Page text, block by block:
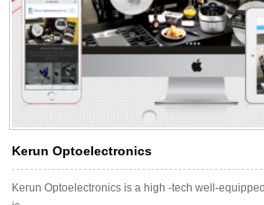
Kerun Optoelectronics
Kerun Optoelectronics is a high -tech well-